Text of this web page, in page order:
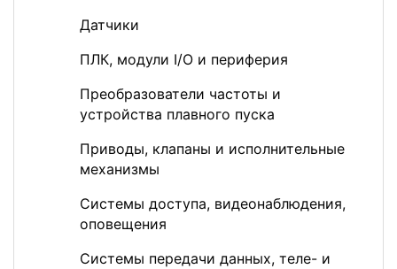
Датчики
ПЛК, модули I/O и периферия
Преобразователи частоты и
устройства плавного пуска
Приводы, клапаны и исполнительные
механизмы
Системы доступа, видеонаблюдения,
оповещения
Системы передачи данных, теле- и